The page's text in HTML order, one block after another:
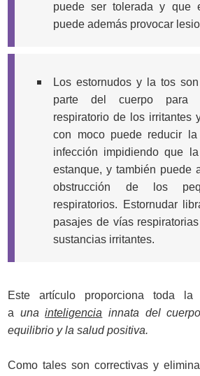
puede ser tolerada y que
puede además provocar
Los estornudos y la tos
parte del cuerpo para
respiratorio de los irritantes
con moco puede reducir
infección impidiendo que
estanque, y también puede
obstrucción de los
respiratorios. Estornudar
pasajes de vías
sustancias irritantes.
Este artículo proporciona toda la
a unainteligencia innata del
equilibrio y la salud positiva.
Como tales son correctivas y